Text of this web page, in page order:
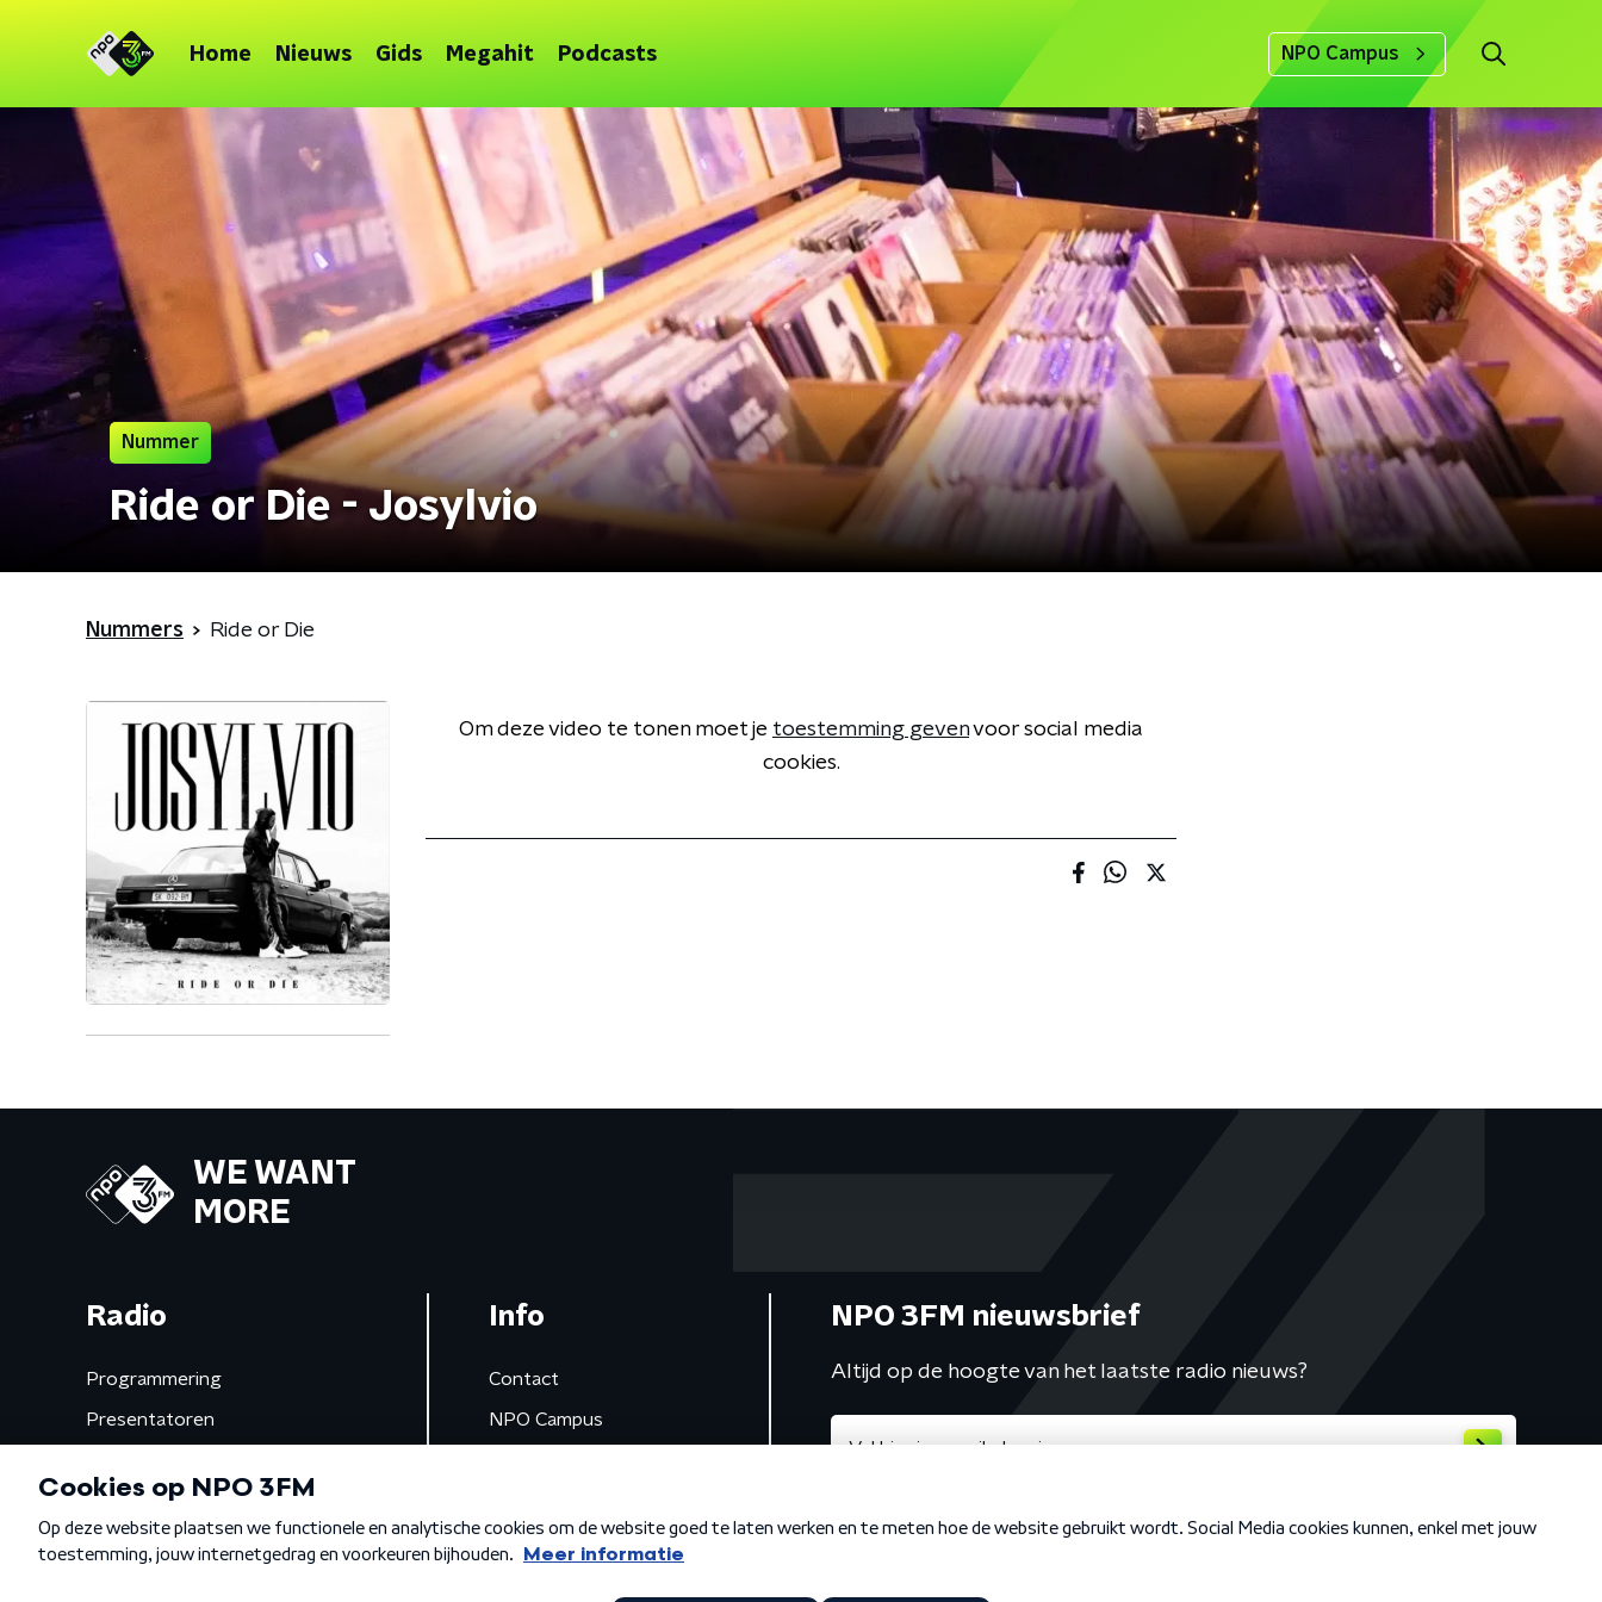
Home Nieuws Gids Megahit Podcasts NPO Campus
Nummer
Ride or Die - Josylvio
Nummers Ride or Die
Om deze video te tonen moet je toestemming gevenvoor social media
cookies.
WE WANT
MORE
Radio
Programmering
Presentatoren
Gemist
Info
Contact
NPO Campus
NPO 3FM nieuwsbrief
Altijd op de hoogte van het laatste radio nieuws?
Algemene voorwaarden Privacybeleid